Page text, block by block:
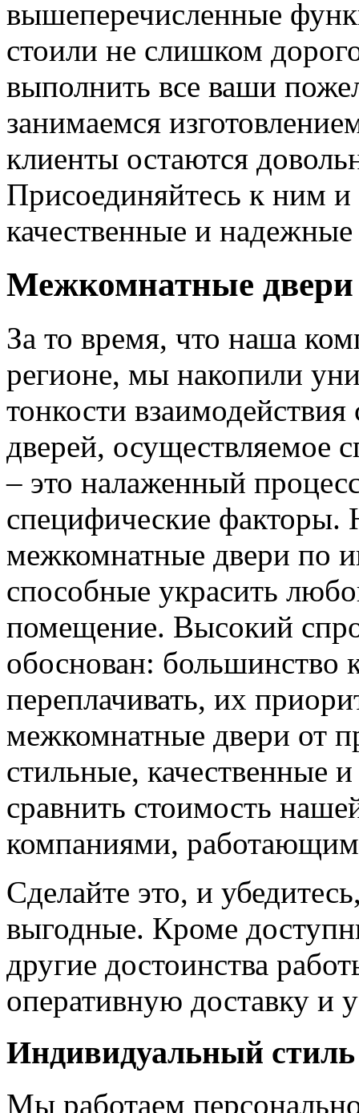
вышеперечисленные
стоили не слишком
выполнить все ваши
занимаемся
клиенты остаются
Присоединяйтесь к ним
качественные и
Межкомнатные двери
За то время, что наша
регионе, мы накопили
тонкости
дверей, осуществляемое
– это налаженный
специфические
межкомнатные двери по
способные украсить
помещение. Высокий
обоснован: большинство
переплачивать, их
межкомнатные двери от
стильные, качественные
сравнить стоимость
компаниями,
Сделайте это, и
выгодные. Кроме
другие достоинства
оперативную доставку и
Индивидуальный стиль
Мы работаем